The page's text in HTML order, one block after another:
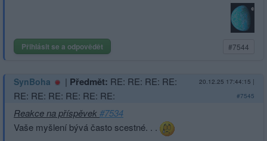
Přihlásit se a odpovědět #7544
SynBoha | Předmět: RE: RE: RE: RE:
RE: RE: RE: RE: RE: RE:
20.12.25 17:44:15 |
#7545
Reakce na příspěvek#7534
Vaše myšlení bývá často scestné. . .